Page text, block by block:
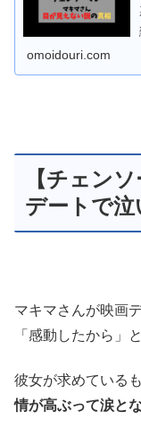
omoidouri.com
【チェン
デートで
マキマさんが映画
「感動したから」
彼女が求めている
情が高ぶって涙と